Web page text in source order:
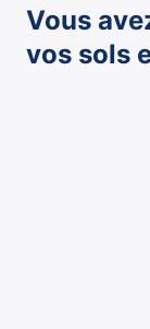
Vous
vos sols